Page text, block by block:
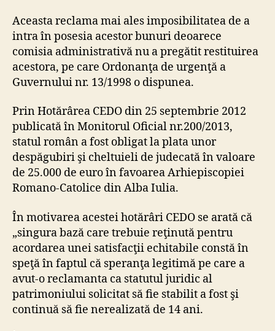
Aceasta reclama mai ales imposibilitatea de a
intra în posesia acestor bunuri deoarece
comisia administrativă nu a pregătit restituirea
acestora, pe care Ordonanţa de urgenţă a
Guvernului nr. 13/1998 o dispunea.
Prin Hotărârea CEDO din 25 septembrie 2012
publicată în Monitorul Oficial nr.200/2013,
statul român a fost obligat la plata unor
despăgubiri şi cheltuieli de judecată în valoare
de 25.000 de euro în favoarea Arhiepiscopiei
Romano-Catolice din Alba Iulia.
În motivarea acestei hotărâri CEDO se arată că
„singura bază care trebuie reţinută pentru
acordarea unei satisfacţii echitabile constă în
speţă în faptul că speranţa legitimă pe care a
avut-o reclamanta ca statutul juridic al
patrimoniului solicitat să fie stabilit a fost şi
continuă să fie nerealizată de 14 ani.